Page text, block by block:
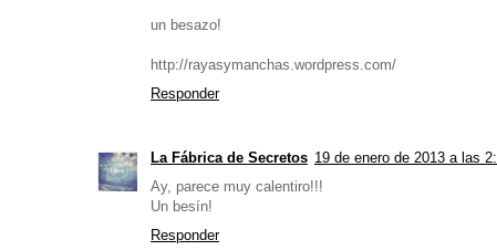
un besazo!
http://rayasymanchas.wordpress.com/
Responder
La Fábrica de Secretos 19 de enero de 2013 a las
Ay, parece muy calentiro!!!
Un besín!
Responder